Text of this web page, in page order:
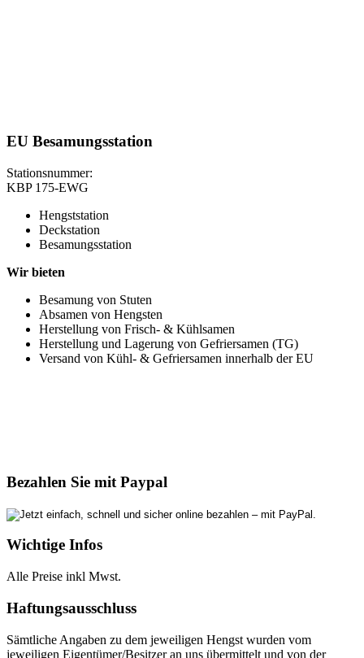
EU Besamungsstation
Stationsnummer:
KBP 175-EWG
Hengststation
Deckstation
Besamungsstation
Wir bieten
Besamung von Stuten
Absamen von Hengsten
Herstellung von Frisch- & Kühlsamen
Herstellung und Lagerung von Gefriersamen (TG)
Versand von Kühl- & Gefriersamen innerhalb der EU
Bezahlen Sie mit Paypal
Wichtige Infos
Alle Preise inkl Mwst.
Haftungsausschluss
Sämtliche Angaben zu dem jeweiligen Hengst wurden vom
jeweiligen Eigentümer/Besitzer an uns übermittelt und von der